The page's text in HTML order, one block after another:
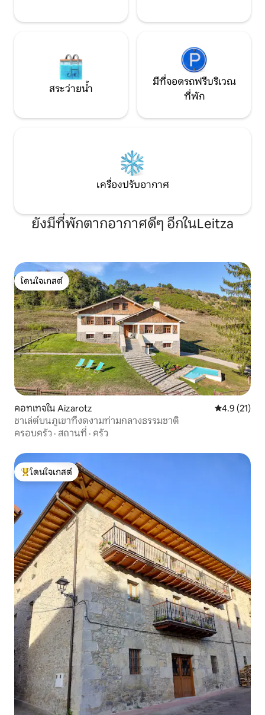
supermercado así como reservas para
restaurantes, paseos o visitas. Limpieza
con estrella Michelin u otros
restaurantes, rutas por el Pais Vasco y
alrededores, rutas y deportes de
aventura, alquiler de coche con chofer
museos, visitas privadas a bares de
สระว่ายน้ำ
มีที่จอดรถฟรีบริเวณ
ที่พัก
เครื่องปรับอากาศ
ยังมีที่พักตากอากาศดีๆ อีกในLeitza
โดนใจเกสต์
โดนใจเกสต์
คอทเทจใน Aizarotz คะแนนเฉลี่ย
4.9 (21)
ชาเล่ต์บนภูเขาที่งดงามท่ามกลางธรรมชาติ
ครอบครัว · สถานที่ · ครัว
โดนใจเกสต์ที่สุด
โดนใจเกสต์